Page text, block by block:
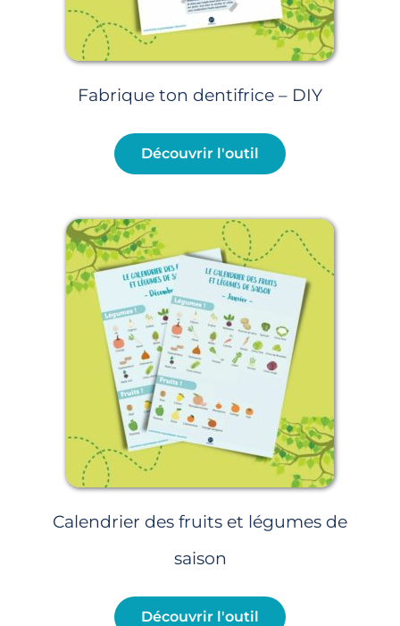
Fabrique ton dentifrice – DIY
Découvrir l'outil
Calendrier des fruits et légumes de
saison
Découvrir l'outil